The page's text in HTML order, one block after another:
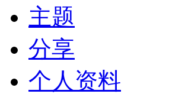
主题
分享
个人资料